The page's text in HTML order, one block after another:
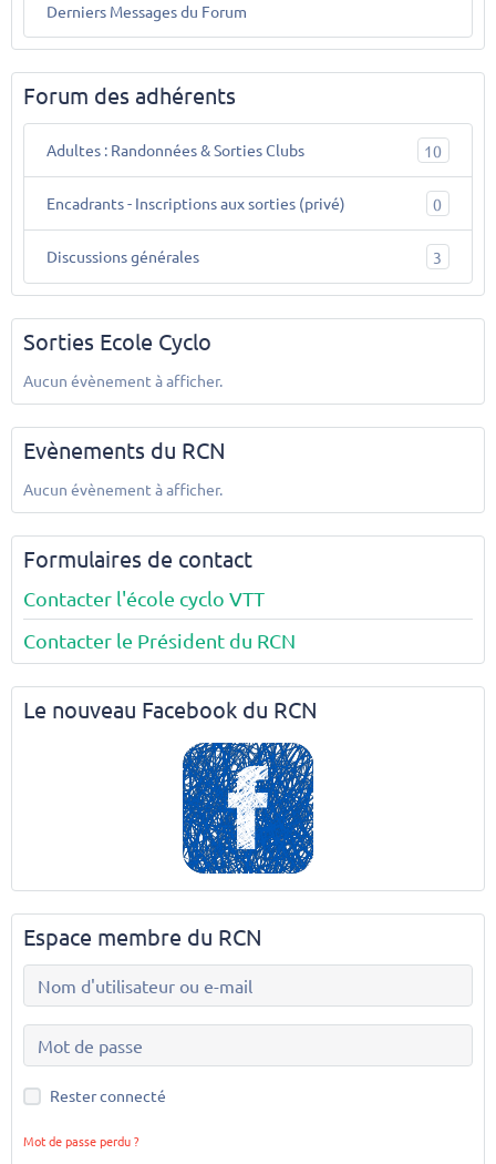
Derniers Messages du Forum
Forum des adhérents
Adultes : Randonnées & Sorties Clubs 10
Encadrants - Inscriptions aux sorties (privé) 0
Discussions générales 3
Sorties Ecole Cyclo
Aucun évènement à afficher.
Evènements du RCN
Aucun évènement à afficher.
Formulaires de contact
Contacter l'école cyclo VTT
Contacter le Président du RCN
Le nouveau Facebook du RCN
Espace membre du RCN
Rester connecté
Mot de passe perdu ?